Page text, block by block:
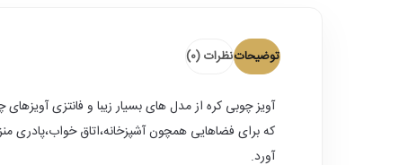
توضیحاتنظرات (0)
آویز چوبی کره از مدل های بسیار زیبا و فانتزی
که برای فضاهایی همچون آشپزخانه،اتاق خواب،پادری
آورد.